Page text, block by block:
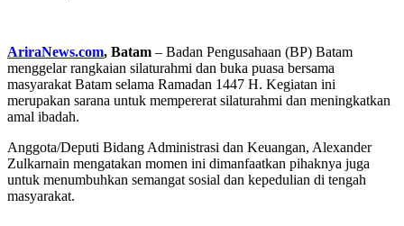
AriraNews.com, Batam – Badan Pengusahaan (BP) Batam
menggelar rangkaian silaturahmi dan buka puasa bersama
masyarakat Batam selama Ramadan 1447 H. Kegiatan ini
merupakan sarana untuk mempererat silaturahmi dan meningkatkan
amal ibadah.
Anggota/Deputi Bidang Administrasi dan Keuangan, Alexander
Zulkarnain mengatakan momen ini dimanfaatkan pihaknya juga
untuk menumbuhkan semangat sosial dan kepedulian di tengah
masyarakat.